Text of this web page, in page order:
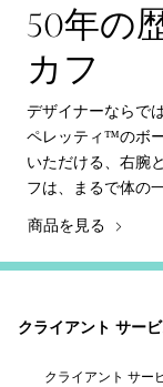
50年の
カフ
デザイナーならで
ペレッティ™のボ
いただける、右腕
フは、まるで体の
商品を見る
クライアント サー
クライアント サー